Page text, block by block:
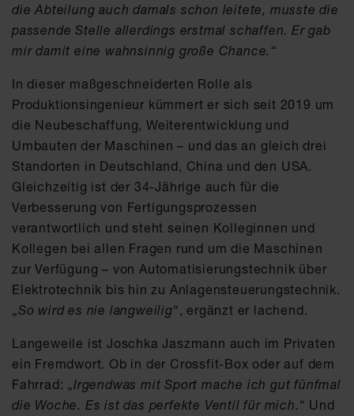
die Abteilung auch damals schon leitete, musste die
passende Stelle allerdings erstmal schaffen. Er gab
mir damit eine wahnsinnig große Chance.“
In dieser maßgeschneiderten Rolle als
Produktionsingenieur kümmert er sich seit 2019 um
die Neubeschaffung, Weiterentwicklung und
Umbauten der Maschinen – und das an gleich drei
Standorten in Deutschland, China und den USA.
Gleichzeitig ist der 34-Jährige auch für die
Verbesserung von Fertigungsprozessen
verantwortlich und steht seinen Kolleginnen und
Kollegen bei allen Fragen rund um die Maschinen
zur Verfügung – von Automatisierungstechnik über
Elektrotechnik bis hin zu Anlagensteuerungstechnik.
„So wird es nie langweilig“, ergänzt er lachend.
Langeweile ist Joschka Jaszmann auch im Privaten
ein Fremdwort. Ob in der Crossfit-Box oder auf dem
Fahrrad: „Irgendwas mit Sport mache ich gut fünfmal
die Woche. Es ist das perfekte Ventil für mich. “ Und